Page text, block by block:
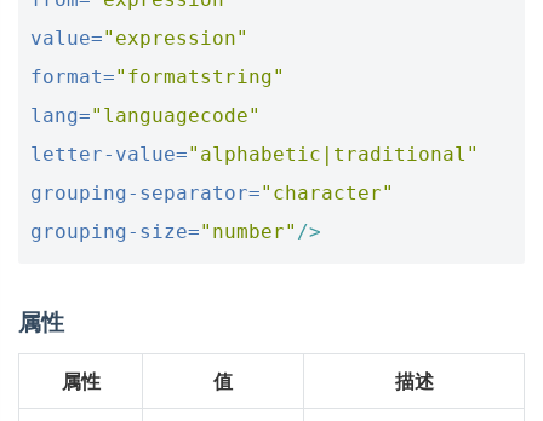
value="expression"
format="formatstring"
lang="languagecode"
letter-value="alphabetic|traditional"
grouping-separator="character"
grouping-size="number" />
属性
属性 值 描述